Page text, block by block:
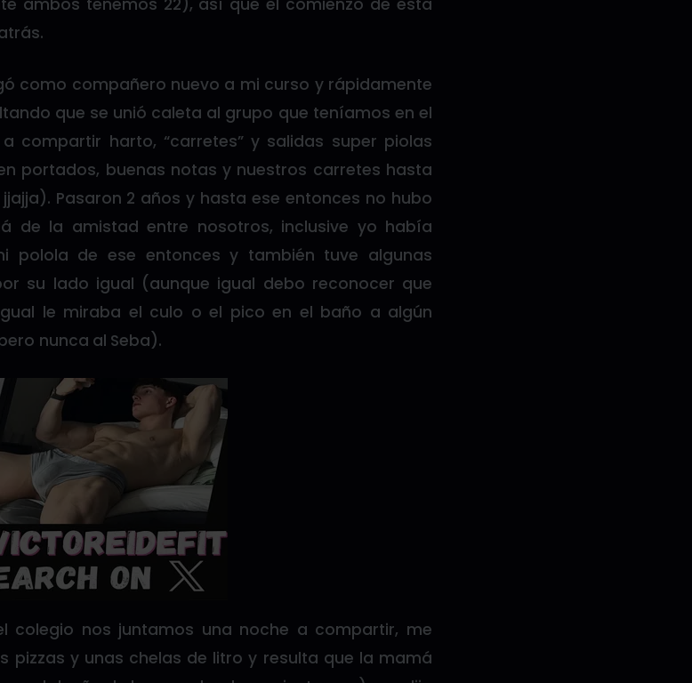
ambos tenemos 22), así que el comienzo de esta
como compañero nuevo a mi curso y rápidamente
que se unió caleta al grupo que teníamos en el
compartir harto, “carretes” y salidas super piolas
portados, buenas notas y nuestros carretes hasta
Pasaron 2 años y hasta ese entonces no hubo
de la amistad entre nosotros, inclusive yo había
polola de ese entonces y también tuve algunas
su lado igual (aunque igual debo reconocer que
le miraba el culo o el pico en el baño a algún
nunca al Seba).
colegio nos juntamos una noche a compartir, me
pizzas y unas chelas de litro y resulta que la mamá